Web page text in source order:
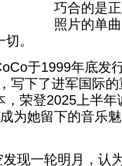
巧合的是
照片的单
。
于1999年底发
写下了进军国际
，荣登2025上半
为她留下的音乐